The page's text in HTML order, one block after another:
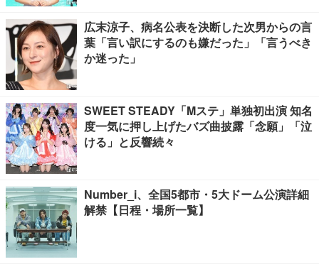
広末涼子、病名公表を決断した次男からの言
葉「言い訳にするのも嫌だった」「言うべき
か迷った」
SWEET STEADY「Mステ」単独初出演 知名
度一気に押し上げたバズ曲披露「念願」「泣
ける」と反響続々
Number_i、全国5都市・5大ドーム公演詳細
解禁【日程・場所一覧】